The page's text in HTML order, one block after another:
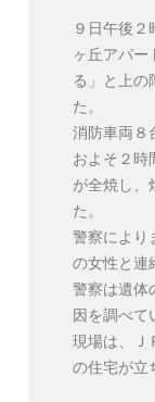
９日午後
ヶ丘アパー
る」と上の
た。
消防車両８
およそ２時
が全焼し、
た。
警察により
の女性と連
警察は遺体
因を調べて
現場は、Ｊ
の住宅が立